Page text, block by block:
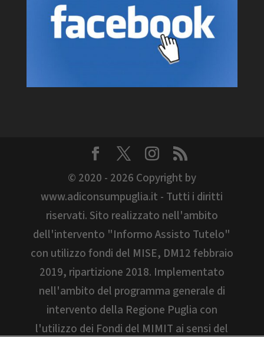
© 2020 - 2026 Copyright by
www.adiconsumpuglia.it - Tutti i diritti
riservati. Sito realizzato nell'ambito
dell'intervento "Informo Assisto Tutelo"
con utilizzo fondi del MISE, DM12 febbraio
2019, ripartizione 2018. Implementato
nell'ambito del programma generale di
intervento della Regione Puglia con
l'utilizzo dei Fondi del MIMIT ai sensi del